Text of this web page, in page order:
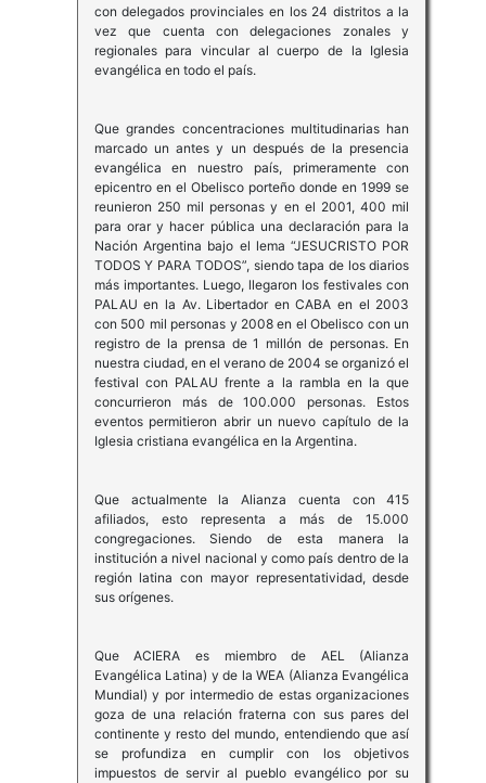
con delegados provinciales en los 24 distritos a la
vez que cuenta con delegaciones zonales y
regionales para vincular al cuerpo de la Iglesia
evangélica en todo el país.
Que grandes concentraciones multitudinarias han
marcado un antes y un después de la presencia
evangélica en nuestro país, primeramente con
epicentro en el Obelisco porteño donde en 1999 se
reunieron 250 mil personas y en el 2001, 400 mil
para orar y hacer pública una declaración para la
Nación Argentina bajo el lema “JESUCRISTO POR
TODOS Y PARA TODOS”, siendo tapa de los diarios
más importantes. Luego, llegaron los festivales con
PALAU en la Av. Libertador en CABA en el 2003
con 500 mil personas y 2008 en el Obelisco con un
registro de la prensa de 1 millón de personas. En
nuestra ciudad, en el verano de 2004 se organizó el
festival con PALAU frente a la rambla en la que
concurrieron más de 100.000 personas. Estos
eventos permitieron abrir un nuevo capítulo de la
Iglesia cristiana evangélica en la Argentina.
Que actualmente la Alianza cuenta con 415
afiliados, esto representa a más de 15.000
congregaciones. Siendo de esta manera la
institución a nivel nacional y como país dentro de la
región latina con mayor representatividad, desde
sus orígenes.
Que ACIERA es miembro de AEL (Alianza
Evangélica Latina) y de la WEA (Alianza Evangélica
Mundial) y por intermedio de estas organizaciones
goza de una relación fraterna con sus pares del
continente y resto del mundo, entendiendo que así
se profundiza en cumplir con los objetivos
impuestos de servir al pueblo evangélico por su